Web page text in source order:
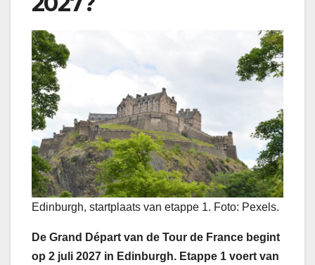
Edinburgh, startplaats van etappe 1. Foto: Pexels.
De Grand Départ van de Tour de France begint
op 2 juli 2027 in Edinburgh. Etappe 1 voert van